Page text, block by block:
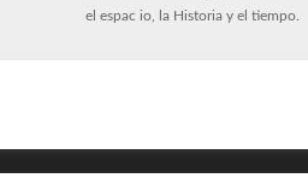
el espac io, la Historia y el tiempo.